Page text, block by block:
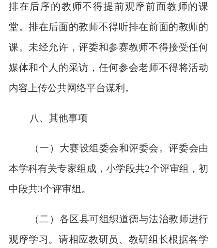
排在后序的教师不得提前观摩前面教师的课
堂。排在后面的教师不得听排在前面的教师的
课。未经允许，评委和参赛教师不得接受任何
媒体和个人的采访，任何参会老师不得将活动
内容上传公共网络平台谋利。
八、其他事项
（一）大赛设组委会和评委会。评委会由
本学科有关专家组成，小学段共2个评审组，初
中段共3个评审组。
（二）各区县可组织道德与法治教师进行
观摩学习。请相应教研员、教研组长根据各学